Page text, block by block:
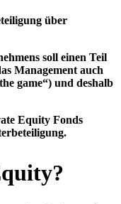
soll einen Teil
Management auch
game“) und deshalb
Equity Fonds